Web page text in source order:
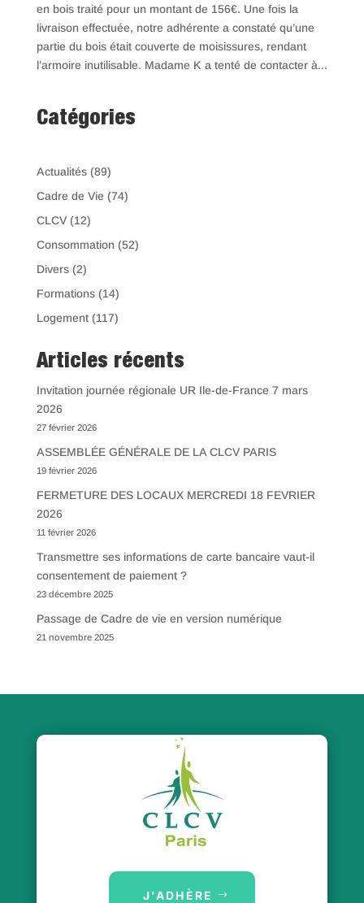
en bois traité pour un montant de 156€. Une fois la
livraison effectuée, notre adhérente a constaté qu’une
partie du bois était couverte de moisissures, rendant
l’armoire inutilisable. Madame K a tenté de contacter à...
Catégories
Actualités(89)
Cadre de Vie (74)
CLCV(12)
Consommation (52)
Divers(2)
Formations(14)
Logement(117)
Articles récents
Invitation journée régionale UR Ile-de-France 7 mars
2026
27 février 2026
ASSEMBLÉE GÉNÉRALE DE LA CLCV PARIS
19 février 2026
FERMETURE DES LOCAUX MERCREDI 18 FEVRIER
2026
11 février 2026
Transmettre ses informations de carte bancaire vaut-il
consentement de paiement ?
23 décembre 2025
Passage de Cadre de vie en version numérique
21 novembre 2025
J'ADHÈRE